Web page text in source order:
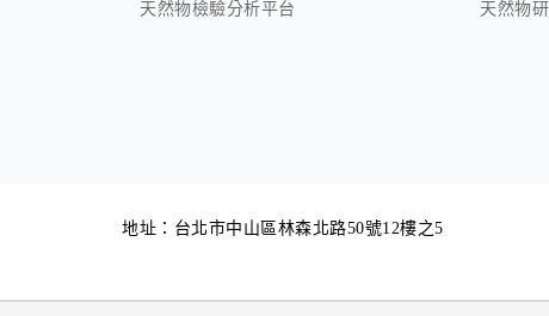
天然物檢驗分析平台 天然物
地址：台北市中山區林森北路50號12樓之5